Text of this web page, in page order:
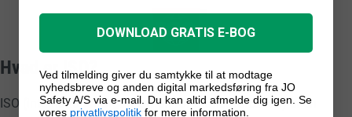
Hvad er ISO?
ISO (International Organization for Standardization) er en
DOWNLOAD GRATIS E-BOG
Ved tilmelding giver du samtykke til at modtage
nyhedsbreve og anden digital markedsføring fra JO
Safety A/S via e-mail. Du kan altid afmelde dig igen. Se
vores privatlivspolitik for mere information.